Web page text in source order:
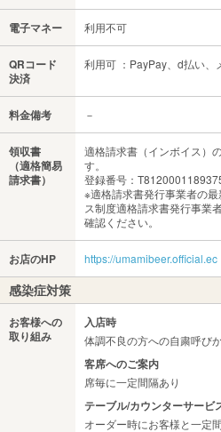
電子マネー 利用不可
QRコード
決済
利用可 ：PayPay、d払い、
料金備考 －
領収書
（適格簡易
請求書）
適格請求書（インボイス）
す。
登録番号：
※適格請求書発行事業者の
ス制度適格請求書発行事業
確認ください。
お店のHP https://umamibeer.official.ec
感染症対策
お客様への
取り組み
入店時
体調不良の方への自粛呼び
客席へのご案内
席毎に一定間隔あり
テーブル/カウンターサービ
オーダー時にお客様と一定